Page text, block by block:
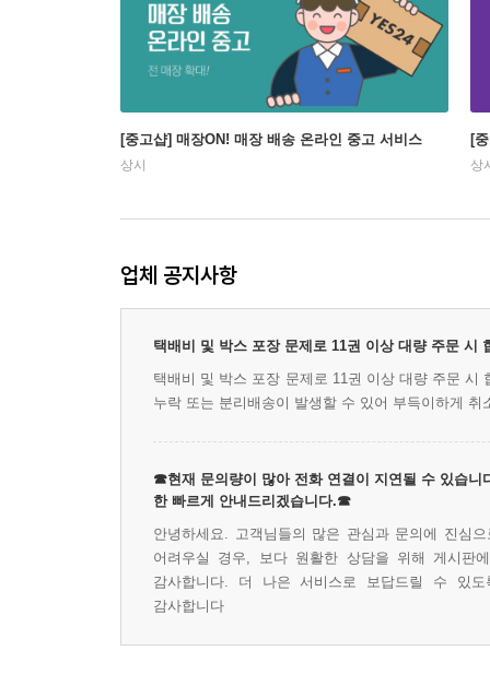
[중고샵] 매장ON! 매장 배송 온라인 중고 서비스
상시
[
상
업체 공지사항
택배비 및 박스 포장 문제로 11권 이상 대량 주문 시
택배비 및 박스 포장 문제로 11권 이상 대량 주문
누락 또는 분리배송이 발생할 수 있어 부득이하게 취
☎현재 문의량이 많아 전화 연결이 지연될 수 있습니
한 빠르게 안내드리겠습니다.☎
안녕하세요. 고객님들의 많은 관심과 문의에 진심
어려우실 경우, 보다 원활한 상담을 위해 게시판
감사합니다. 더 나은 서비스로 보답드릴 수 있도
감사합니다